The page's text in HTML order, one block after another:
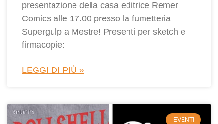
presentazione della casa editrice Remer
Comics alle 17.00 presso la fumetteria
Supergulp a Mestre! Presenti per sketch e
firmacopie:
LEGGI DI PIÙ »
EVENTI